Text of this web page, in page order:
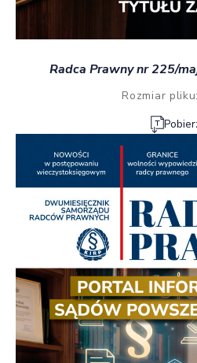
Radca Prawny nr 225/
Rozmiar pliku: